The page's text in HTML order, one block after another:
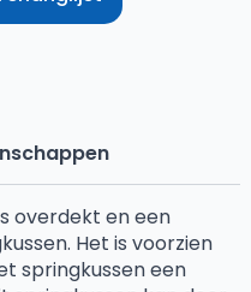
overdekt en een
Het is voorzien
springkussen een